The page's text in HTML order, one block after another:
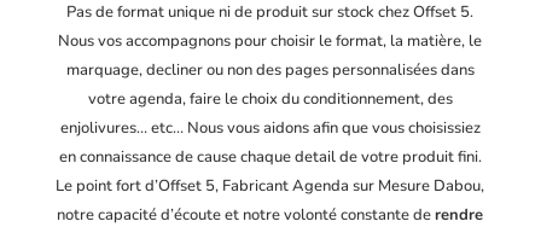
Pas de format unique ni de produit sur stock chez Offset 5.
Nous vos accompagnons pour choisir le format, la matière, le
marquage, decliner ou non des pages personnalisées dans
votre agenda, faire le choix du conditionnement, des
enjolivures… etc… Nous vous aidons afin que vous choisissiez
en connaissance de cause chaque detail de votre produit fini.
Le point fort d’Offset 5, Fabricant Agenda sur Mesure Dabou,
notre capacité d’écoute et notre volonté constante derendre